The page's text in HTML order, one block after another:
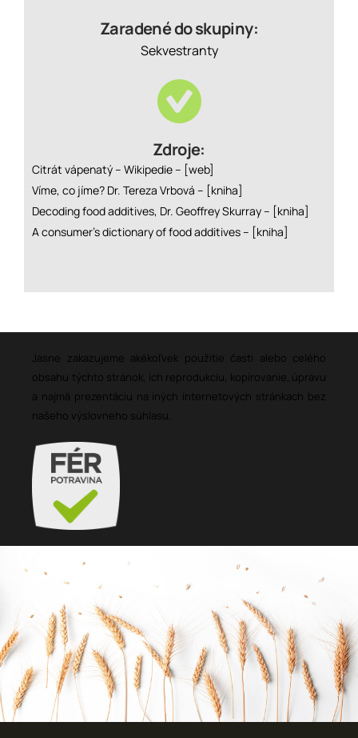
Zaradené do skupiny:
Sekvestranty
Zdroje:
Citrát vápenatý – Wikipedie – [web]
Víme, co jíme? Dr. Tereza Vrbová – [kniha]
Decoding food additives, Dr. Geoffrey Skurray – [kniha]
A consumer’s dictionary of food additives – [kniha]
Jasne zakazujeme akékoľvek použitie časti alebo celého
obsahu týchto stránok, ich reprodukciu, kopírovanie, úpravu
a najmä prezentáciu na iných internetových stránkach bez
našeho výslovneho súhlasu.